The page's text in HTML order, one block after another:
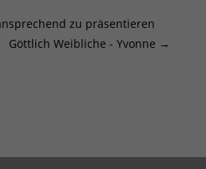
zu präsentieren
Göttlich Weibliche - Yvonne →